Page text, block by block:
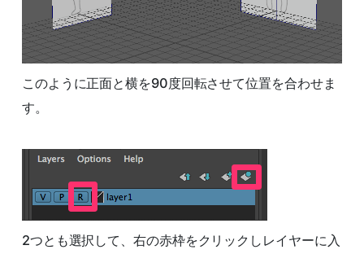
このように正面と横を90度回転させて位置を合わせま
す。
2つとも選択して、右の赤枠をクリックしレイヤーに入